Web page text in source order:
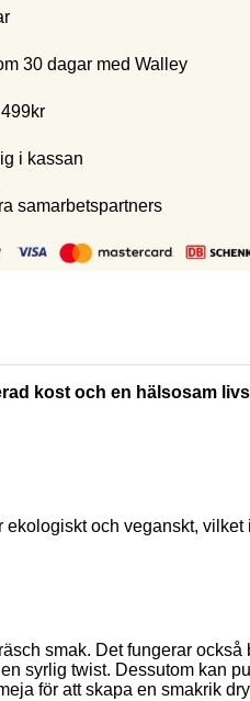
30 dagar med Walley
i kassan
samarbetspartners
kost och en hälsosam
och veganskt, vilket
smak. Det fungerar också
syrlig twist. Dessutom kan
för att skapa en smakrik